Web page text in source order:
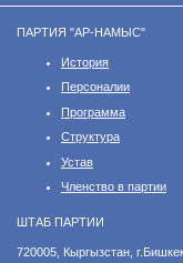
ПАРТИЯ "АР-НАМЫС"
История
Персоналии
Программа
Структура
Устав
Членство в партии
ШТАБ ПАРТИИ
​720005, Кыргызстан,